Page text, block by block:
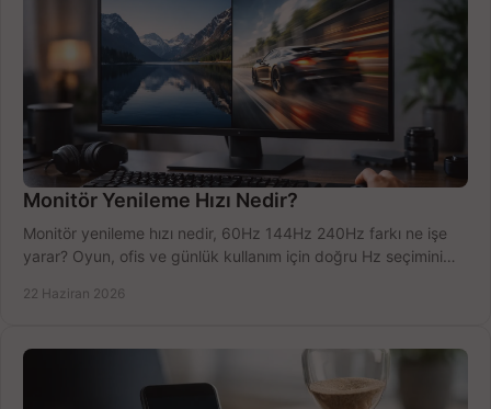
Monitör Yenileme Hızı Nedir?
Monitör yenileme hızı nedir, 60Hz 144Hz 240Hz farkı ne işe
yarar? Oyun, ofis ve günlük kullanım için doğru Hz seçimini
22 Haziran 2026